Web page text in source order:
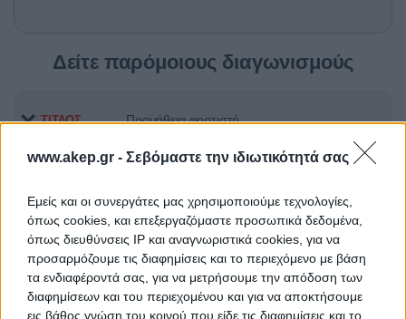
www.akep.gr - Σεβόμαστε την ιδιωτικότητά σας
Εμείς και οι συνεργάτες μας χρησιμοποιούμε τεχνολογίες,
όπως cookies, και επεξεργαζόμαστε προσωπικά δεδομένα,
όπως διευθύνσεις IP και αναγνωριστικά cookies, για να
προσαρμόζουμε τις διαφημίσεις και το περιεχόμενο με βάση
τα ενδιαφέροντά σας, για να μετρήσουμε την απόδοση των
διαφημίσεων και του περιεχομένου και για να αποκτήσουμε
εις βάθος γνώση του κοινού που είδε τις διαφημίσεις και το
Δείτε παρόμοιους διαγωνισμούς
ΤΙΤΛΟΣ Προμήθεια φορτιστή
ΤΙΤΛΟΣ Προμήθεια αντιδραστηρίων
ΤΙΤΛΟΣ
Προμήθεια Εκπαιδευτικού και
Εργαστηριακού Εξοπλισμού των
εννέα Σχολών του ΕΜΠ»